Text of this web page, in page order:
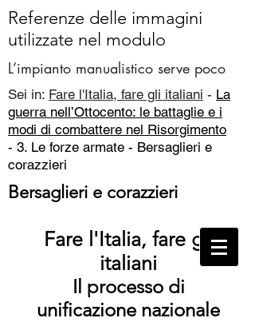
Referenze delle immagini
utilizzate nel modulo
L’impianto manualistico serve poco
Sei in: Fare l'Italia, fare gli italiani - La
guerra nell’Ottocento: le battaglie e i
modi di combattere nel Risorgimento
- 3. Le forze armate - Bersaglieri e
corazzieri
Bersaglieri e corazzieri
Fare l'Italia, fare gli
italiani
Il processo di
unificazione nazionale